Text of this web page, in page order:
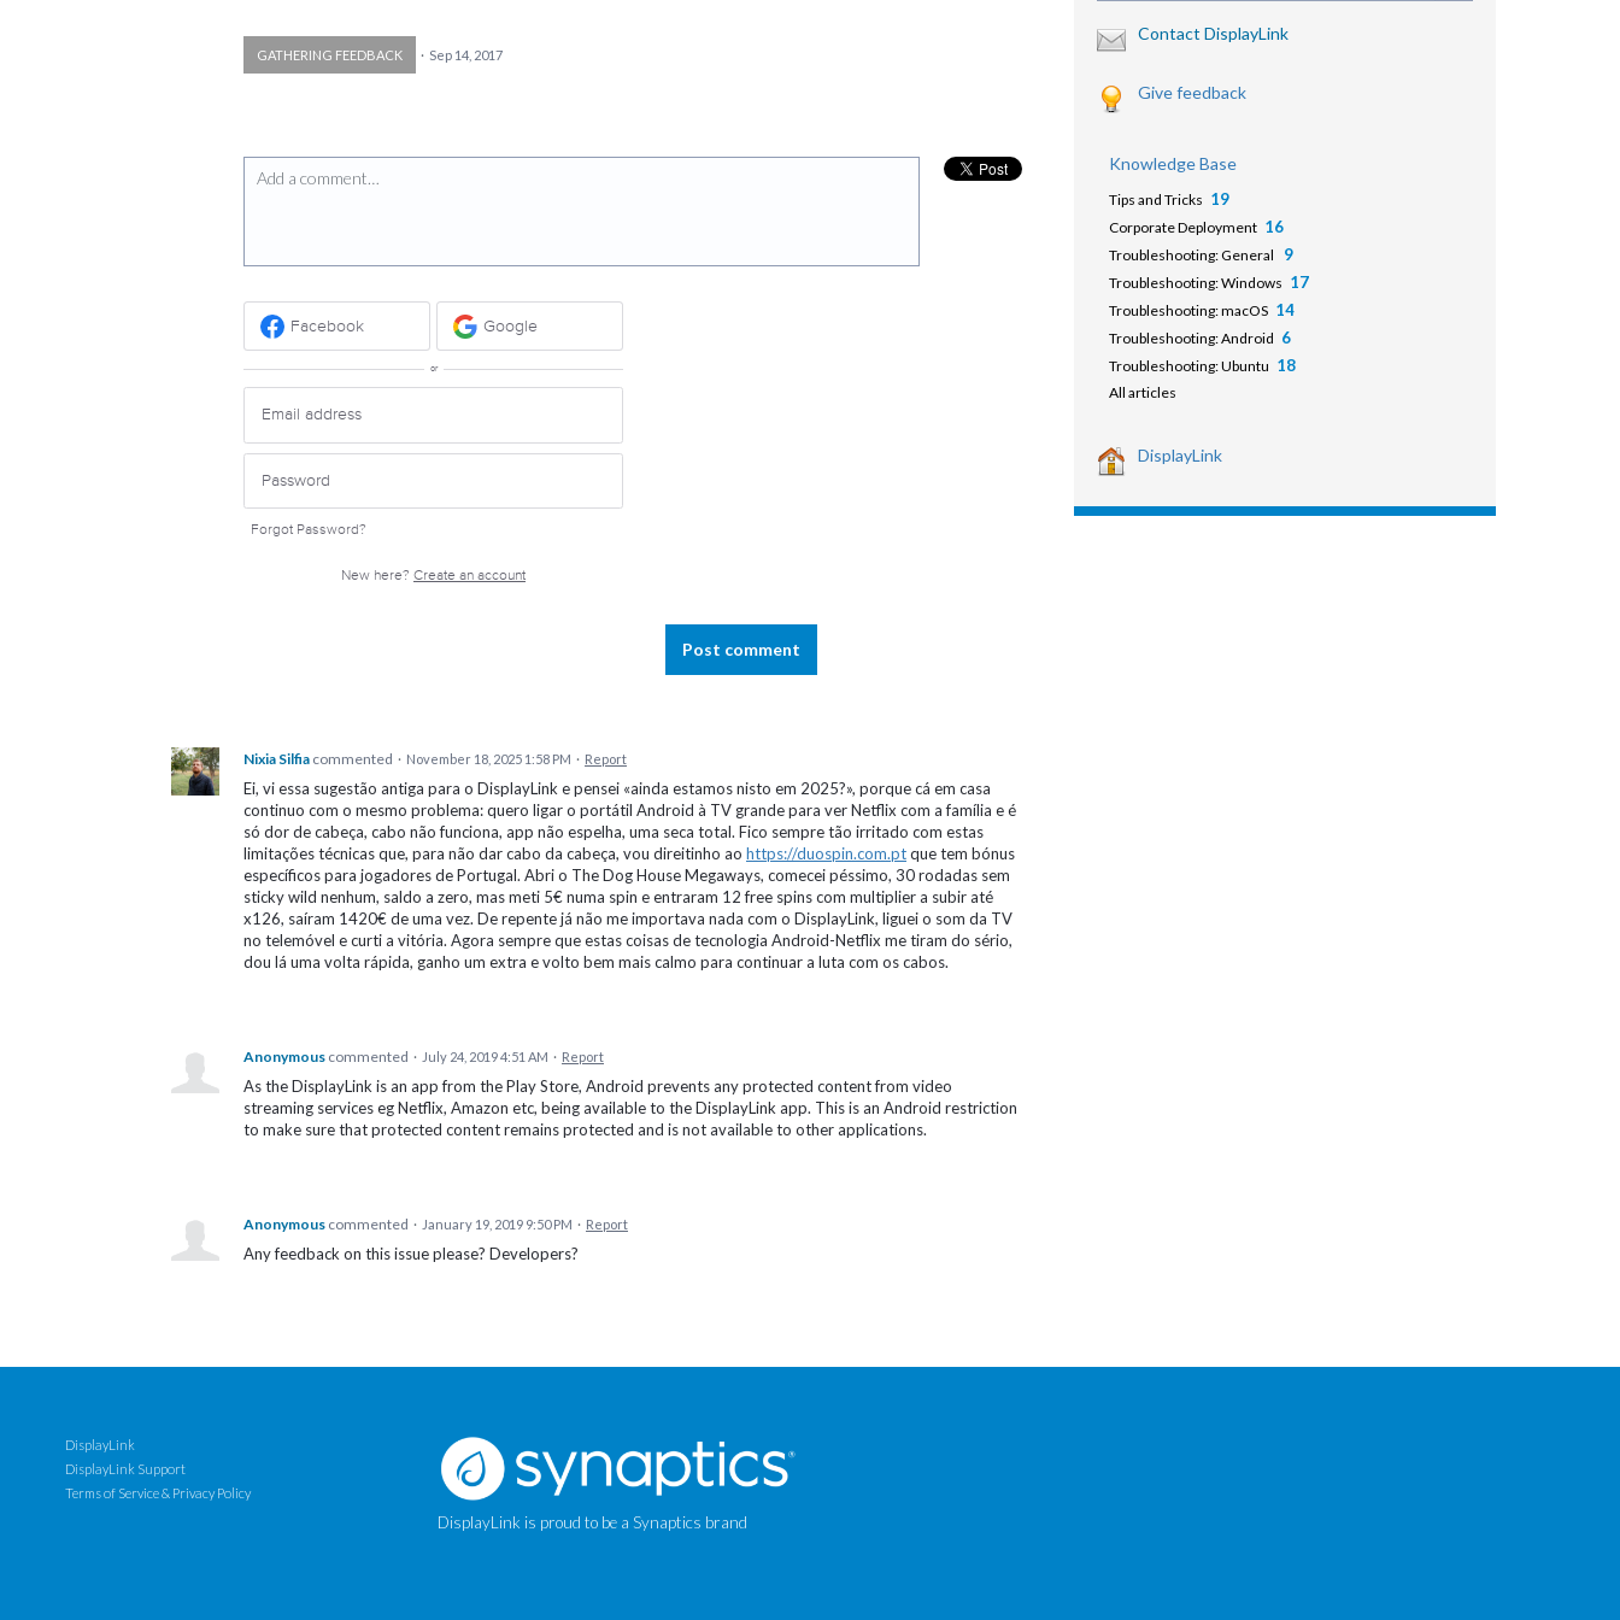
GATHERING FEEDBACK · Sep 14, 2017
Add a comment…
Facebook Google
or
Forgot Password?
New here? Create an account
Post comment
Nixia Silfia commented · November 18, 2025 1:58 PM · Report
Ei, vi essa sugestão antiga para o DisplayLink e pensei «ainda estamos nisto em 2025?», porque cá em casa
continuo com o mesmo problema: quero ligar o portátil Android à TV grande para ver Netflix com a família e é
só dor de cabeça, cabo não funciona, app não espelha, uma seca total. Fico sempre tão irritado com estas
limitações técnicas que, para não dar cabo da cabeça, vou direitinho ao https://duospin.com.ptque tem bónus
específicos para jogadores de Portugal. Abri o The Dog House Megaways, comecei péssimo, 30 rodadas sem
sticky wild nenhum, saldo a zero, mas meti 5€ numa spin e entraram 12 free spins com multiplier a subir até
x126, saíram 1420€ de uma vez. De repente já não me importava nada com o DisplayLink, liguei o som da TV
no telemóvel e curti a vitória. Agora sempre que estas coisas de tecnologia Android-Netflix me tiram do sério,
dou lá uma volta rápida, ganho um extra e volto bem mais calmo para continuar a luta com os cabos.
Anonymous commented · July 24, 2019 4:51 AM · Report
As the DisplayLink is an app from the Play Store, Android prevents any protected content from video
streaming services eg Netflix, Amazon etc, being available to the DisplayLink app. This is an Android restriction
to make sure that protected content remains protected and is not available to other applications.
Anonymous commented · January 19, 2019 9:50 PM · Report
Any feedback on this issue please? Developers?
Contact DisplayLink
Give feedback
Knowledge Base
Tips and Tricks 19
Corporate Deployment 16
Troubleshooting: General 9
Troubleshooting: Windows 17
Troubleshooting: macOS 14
Troubleshooting: Android 6
Troubleshooting: Ubuntu 18
All articles
DisplayLink
DisplayLink
DisplayLink Support
Terms of Service & Privacy Policy
DisplayLink is proud to be a Synaptics brand